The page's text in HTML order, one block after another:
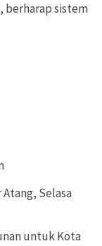
berharap sistem
Selasa
untuk Kota